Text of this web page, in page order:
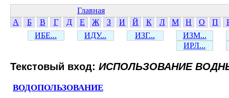
Главная
А
Б В Г Д Е Ж З И Й К Л М Н О П
ИБЕ...
ИДУ... ИЗГ...
ИЗМ...
ИРЛ...
Текстовый вход: ИСПОЛЬЗОВАНИЕ
ВОДОПОЛЬЗОВАНИЕ